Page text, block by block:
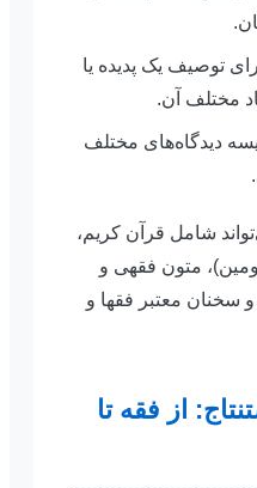
توصیف یک پدیده یا
مختلف آن.
دیدگاه‌های مختلف
شامل قرآن کریم،
متون فقهی و
سخنان معتبر فقها و
از فقه تا